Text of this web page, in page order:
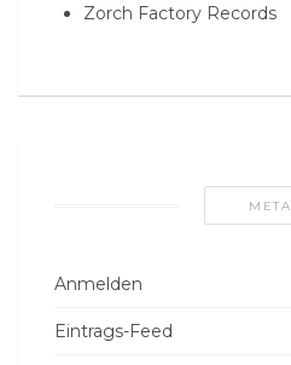
Zorch Factory Records
META
Anmelden
Eintrags-Feed